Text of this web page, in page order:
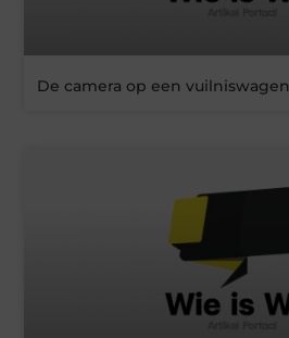
De camera op een vuilniswagen